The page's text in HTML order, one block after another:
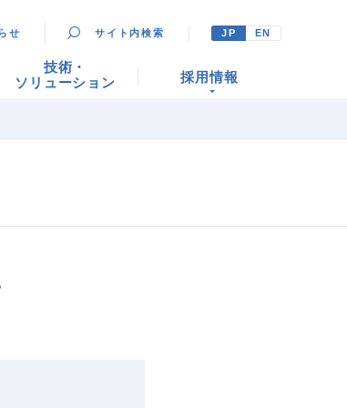
せ サイト内検索 JP EN
技術・
ソリューション
採用情報